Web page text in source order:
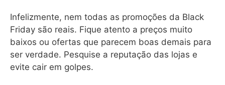
Infelizmente, nem todas as promoções da Black
Friday são reais. Fique atento a preços muito
baixos ou ofertas que parecem boas demais para
ser verdade. Pesquise a reputação das lojas e
evite cair em golpes.